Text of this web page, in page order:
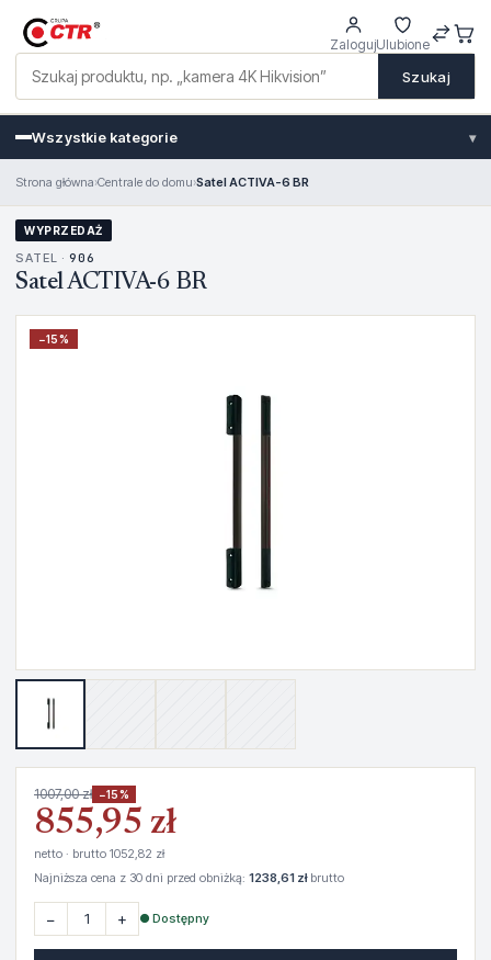
Szukaj
ZalogujUlubione
Wszystkie kategorie ▾
Strona główna›Centrale do domu›Satel ACTIVA-6 BR
WYPRZEDAŻ
SATEL · 906
Satel ACTIVA-6 BR
−15%
1007,00 zł −15%
855,95 zł
netto · brutto 1052,82 zł
Najniższa cena z 30 dni przed obniżką: 1238,61 złbrutto
− + ● Dostępny